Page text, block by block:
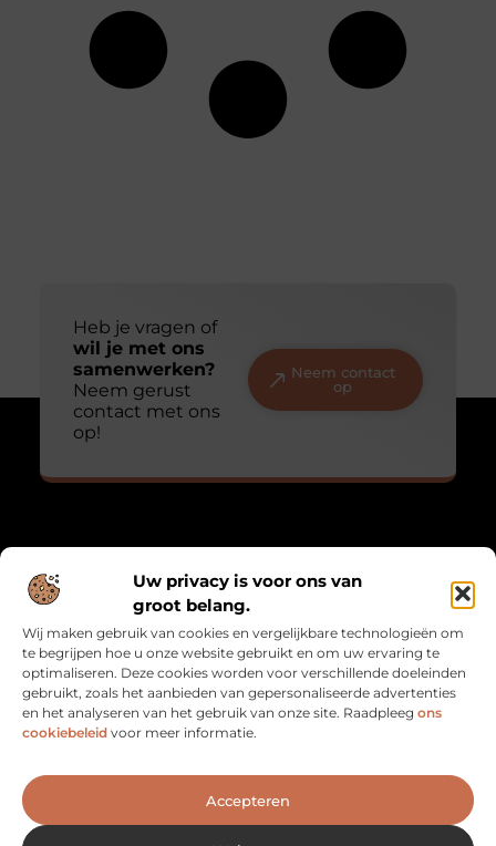
Uw privacy is voor ons van
groot belang.
Wij maken gebruik van cookies en vergelijkbare technologieën om
te begrijpen hoe u onze website gebruikt en om uw ervaring te
optimaliseren. Deze cookies worden voor verschillende doeleinden
gebruikt, zoals het aanbieden van gepersonaliseerde advertenties
en het analyseren van het gebruik van onze site. Raadpleeg ons
cookiebeleid voor meer informatie.
Accepteren
Heb je vragen of
wil je met ons
samenwerken?
Neem gerust
contact met ons
op!
Neem contact
op
“Waar logica en leven samenkomen.”
Mathmatch.nl combineert inzichten uit de wiskunde met
alledaagse reflecties. Een unieke verzameling blogs voor
denkers, dromers en doeners.
Bericht categorie